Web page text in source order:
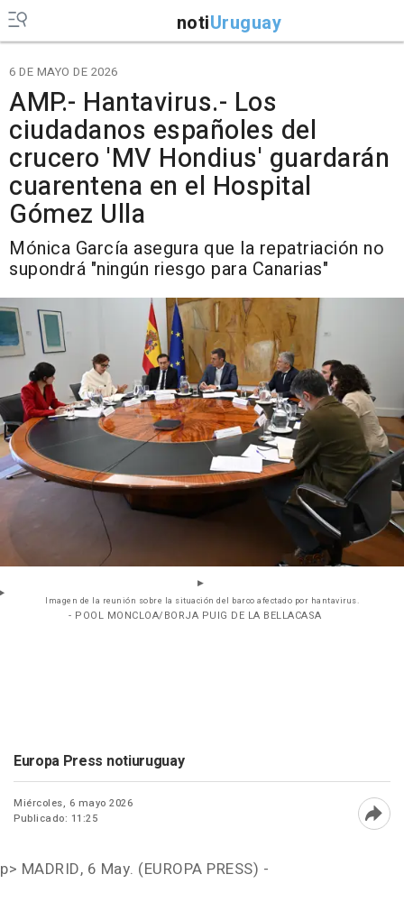
notiUruguay
6 DE MAYO DE 2026
AMP.- Hantavirus.- Los
ciudadanos españoles del
crucero 'MV Hondius' guardarán
cuarentena en el Hospital
Gómez Ulla
Mónica García asegura que la repatriación no
supondrá "ningún riesgo para Canarias"
Imagen de la reunión sobre la situación del barco afectado por hantavirus.
- POOL MONCLOA/BORJA PUIG DE LA BELLACASA
Europa Press notiuruguay
Miércoles, 6 mayo 2026
Publicado: 11:25
p> MADRID, 6 May. (EUROPA PRESS) -